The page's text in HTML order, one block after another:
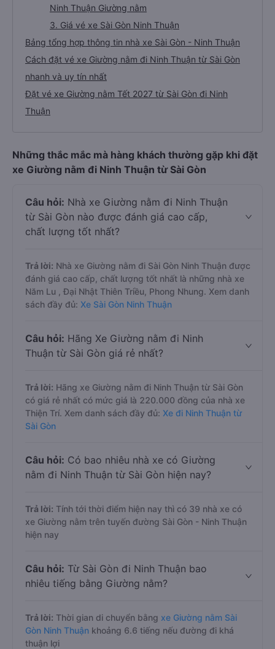
Ninh Thuận Giường nằm
3. Giá vé xe Sài Gòn Ninh Thuận
Bảng tổng hợp thông tin nhà xe Sài Gòn - Ninh Thuận
Cách đặt vé xe Giường nằm đi Ninh Thuận từ Sài Gòn
nhanh và uy tín nhất
Đặt vé xe Giường nằm Tết 2027 từ Sài Gòn đi Ninh
Thuận
Những thắc mắc mà hàng khách thường gặp khi đặt
xe Giường nằm đi Ninh Thuận từ Sài Gòn
Câu hỏi: Nhà xe Giường nằm đi Ninh Thuận
từ Sài Gòn nào được đánh giá cao cấp,
chất lượng tốt nhất?
Trả lời: Nhà xe Giường nằm đi Sài Gòn Ninh Thuận được
đánh giá cao cấp, chất lượng tốt nhất là những nhà xe
Năm Lu , Đại Nhật Thiên Triều, Phong Nhung. Xem danh
sách đầy đủ: Xe Sài Gòn Ninh Thuận
Câu hỏi: Hãng Xe Giường nằm đi Ninh
Thuận từ Sài Gòn giá rẻ nhất?
Trả lời: Hãng xe Giường nằm đi Ninh Thuận từ Sài Gòn
có giá rẻ nhất có mức giá là 220.000 đồng của nhà xe
Thiện Trí. Xem danh sách đầy đủ: Xe đi Ninh Thuận từ
Sài Gòn
Câu hỏi: Có bao nhiêu nhà xe có Giường
nằm đi Ninh Thuận từ Sài Gòn hiện nay?
Trả lời: Tính tới thời điểm hiện nay thì có 39 nhà xe có
xe Giường nằm trên tuyến đường Sài Gòn - Ninh Thuận
hiện nay
Câu hỏi: Từ Sài Gòn đi Ninh Thuận bao
nhiêu tiếng bằng Giường nằm?
Trả lời: Thời gian di chuyển bằng xe Giường nằm Sài
Gòn Ninh Thuận khoảng 6.6 tiếng nếu đường đi khá
thuận lợi